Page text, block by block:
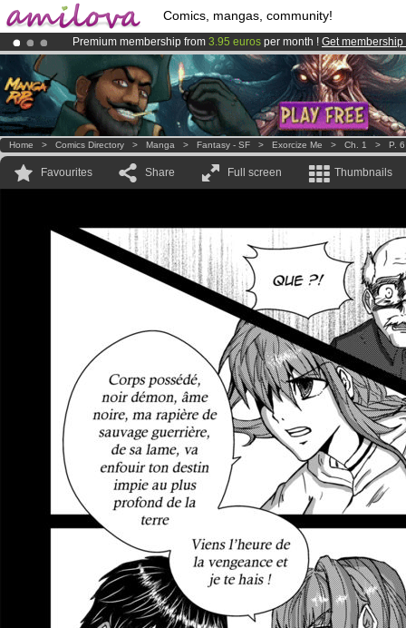
Comics, mangas, community!
Premium membership from 3.95 euros per month ! Get membership
AmilovaKickstarter is now LIVE!.
Already 100000membersand 1000 comics & mangas!.
Home > Comics Directory > Manga > Fantasy - SF > Exorcize Me > Ch. 1 > P. 6
Favourites Share Full screen Thumbnails